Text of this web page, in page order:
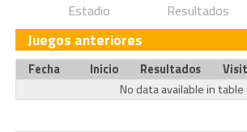
Estadio
Resultados
Juegos anteriores
Fecha Inicio Resultados
No data available in table